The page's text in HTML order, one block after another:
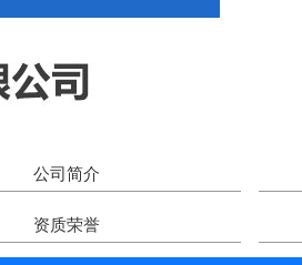
公司简介
资质荣誉